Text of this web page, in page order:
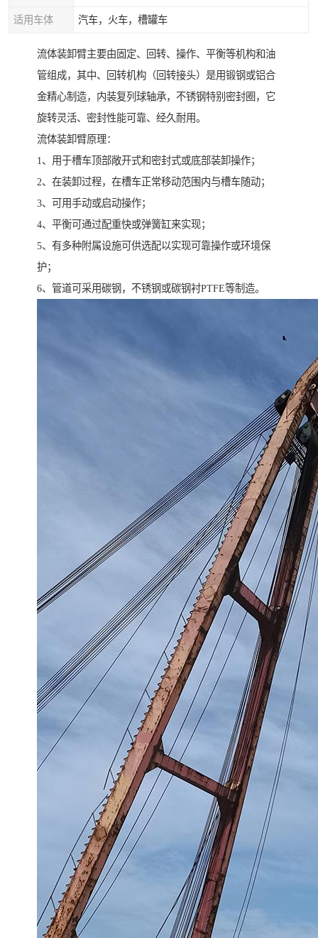
适用车体 汽车，火车，槽罐车
流体装卸臂主要由固定、回转、操作、平衡等机构和油
管组成，其中、回转机构（回转接头）是用锻钢或铝合
金精心制造，内装复列球轴承，不锈钢特别密封圈，它
旋转灵活、密封性能可靠、经久耐用。
流体装卸臂原理：
1、用于槽车顶部敞开式和密封式或底部装卸操作；
2、在装卸过程，在槽车正常移动范围内与槽车随动；
3、可用手动或启动操作；
4、平衡可通过配重快或弹簧缸来实现；
5、有多种附属设施可供选配以实现可靠操作或环境保
护；
6、管道可采用碳钢，不锈钢或碳钢衬PTFE等制造。